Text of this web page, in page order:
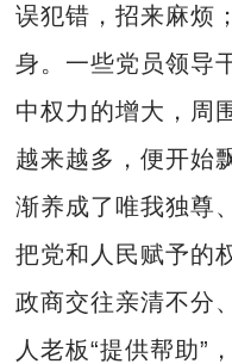
误犯错，招来麻烦
身。一些党员领导
中权力的增大，周
越来越多，便开始
渐养成了唯我独尊
把党和人民赋予的
政商交往亲清不分
人老板“提供帮助”